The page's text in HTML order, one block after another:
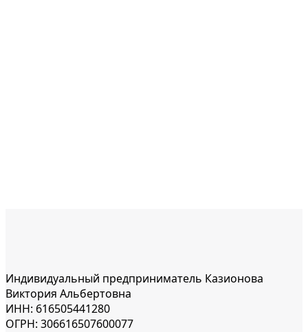
Индивидуальный предприниматель Казионова
Виктория Альбертовна
ИНН: 616505441280
ОГРН: 306616507600077